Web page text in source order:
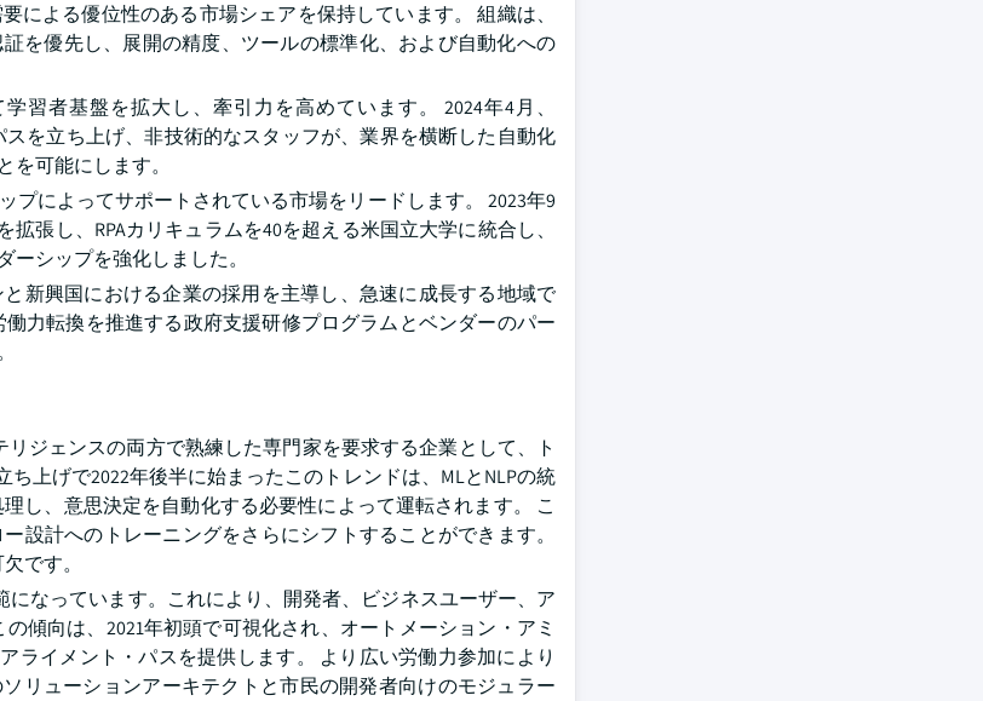
よる優位性のある市場シェアを保持しています。 組織は、
を優先し、展開の精度、ツールの標準化、および自動化への
習者基盤を拡大し、牽引力を高めています。 2024年4月、
を立ち上げ、非技術的なスタッフが、業界を横断した自動化
可能にします。
によってサポートされている市場をリードします。 2023年9
張し、RPAカリキュラムを40を超える米国立大学に統合し、
シップを強化しました。
新興国における企業の採用を主導し、急速に成長する地域で
力転換を推進する政府支援研修プログラムとベンダーのパー
ジェンスの両方で熟練した専門家を要求する企業として、ト
上げで2022年後半に始まったこのトレンドは、MLとNLPの統
し、意思決定を自動化する必要性によって運転されます。 こ
設計へのトレーニングをさらにシフトすることができます。
です。
なっています。これにより、開発者、ビジネスユーザー、ア
傾向は、2021年初頭で可視化され、オートメーション・アミ
ライメント・パスを提供します。 より広い労働力参加により
リューションアーキテクトと市民の開発者向けのモジュラー